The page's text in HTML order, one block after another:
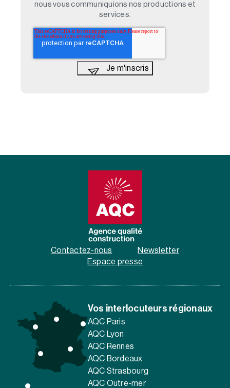
nous vous communiquions nos productions et
services.
Contactez-nous
Newsletter
Espace presse
Vos interlocuteurs régionaux
AQC Paris
AQC Lyon
AQC Rennes
AQC Bordeaux
AQC Strasbourg
AQC Outre-mer